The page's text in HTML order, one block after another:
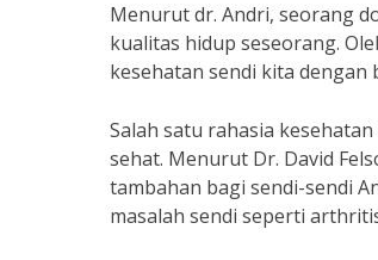
Menurut dr. Andri, seorang
kualitas hidup seseorang.
kesehatan sendi kita dengan
Salah satu rahasia
sehat. Menurut Dr. David
tambahan bagi sendi-sendi
masalah sendi seperti